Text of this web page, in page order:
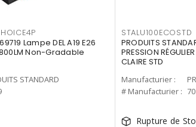
Lampe DEL A19 E26
Non-Gradable
STANDARD
STALU100ECOSTD
PRODUITS
PRESSION
CLAIRE STD
Manufacturier :
# Manufacturier :
Rupture de